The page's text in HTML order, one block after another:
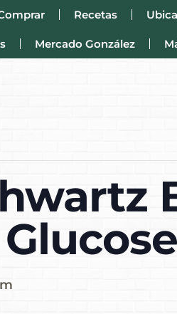
Recetas
Mercado González